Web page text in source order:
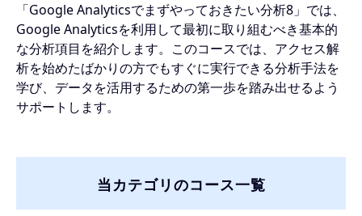
「Google Analyticsでまずやっておきたい分析8」では、
Google Analyticsを利用して最初に取り組むべき基本的
な分析項目を紹介します。このコースでは、アクセス解
析を始めたばかりの方でもすぐに実行できる分析手法を
学び、データを活用するための第一歩を踏み出せるよう
サポートします。
当カテゴリのコース一覧